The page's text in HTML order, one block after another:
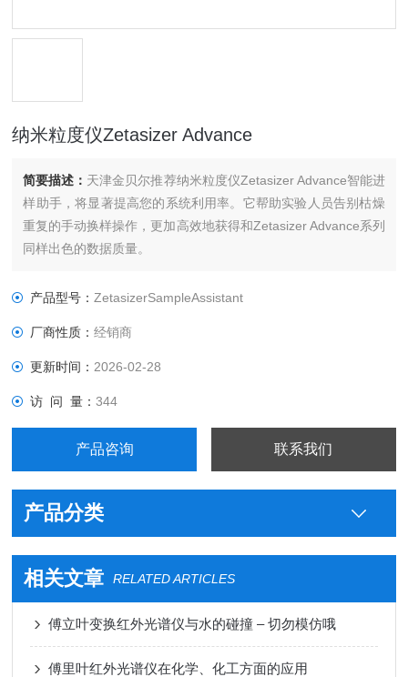
纳米粒度仪Zetasizer Advance
简要描述： 天津金贝尔推荐纳米粒度仪Zetasizer Advance智能进
样助手，将显著提高您的系统利用率。它帮助实验人员告别枯燥
重复的手动换样操作，更加高效地获得和Zetasizer Advance系列
同样出色的数据质量。
产品型号：ZetasizerSampleAssistant
厂商性质：经销商
更新时间： 2026-02-28
访 问 量：344
产品咨询 联系我们
产品分类
相关文章 RELATED ARTICLES
傅立叶变换红外光谱仪与水的碰撞 – 切勿模仿哦
傅里叶红外光谱仪在化学、化工方面的应用